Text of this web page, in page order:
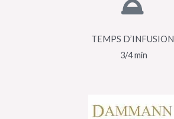
TEMPS D’INFUSION
3/4 min